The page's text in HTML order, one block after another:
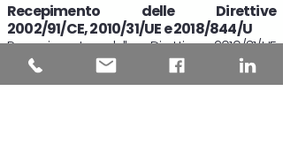
Recepimento delle Direttive
2002/91/CE, 2010/31/UE e 2018/844/U
Recepimento della Direttiva 2010/31/UE
D.G.R. 567/2013 “Disposizioni in materia di
certificazione energetica nel territorio della